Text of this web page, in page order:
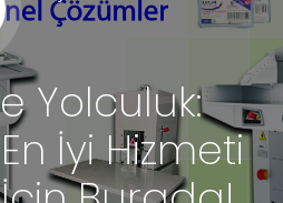
IT Çözümü!
İnovatif Ürünler: Eraysan'da